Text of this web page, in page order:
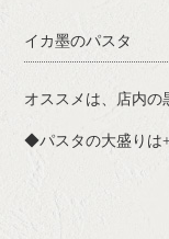
イカ墨のパスタ
オススメは、店内の
◆パスタの大盛りは